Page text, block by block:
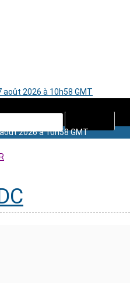
août 2026 à 10h58 GMT
2026 à 10h58 GMT